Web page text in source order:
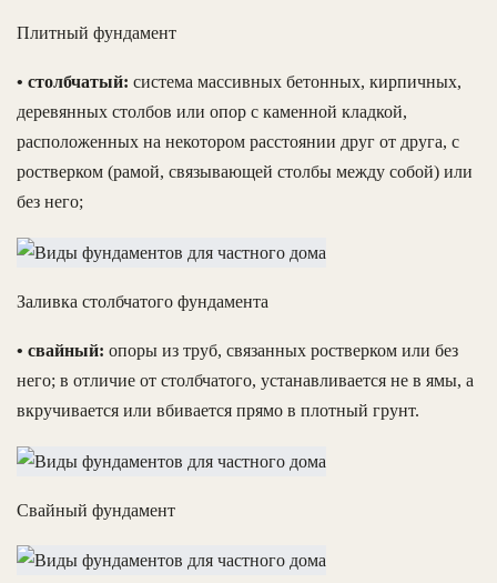
Плитный фундамент
• столбчатый: система массивных бетонных, кирпичных,
деревянных столбов или опор с каменной кладкой,
расположенных на некотором расстоянии друг от друга, с
ростверком (рамой, связывающей столбы между собой) или
без него;
Заливка столбчатого фундамента
• свайный: опоры из труб, связанных ростверком или без
него; в отличие от столбчатого, устанавливается не в ямы, а
вкручивается или вбивается прямо в плотный грунт.
Свайный фундамент